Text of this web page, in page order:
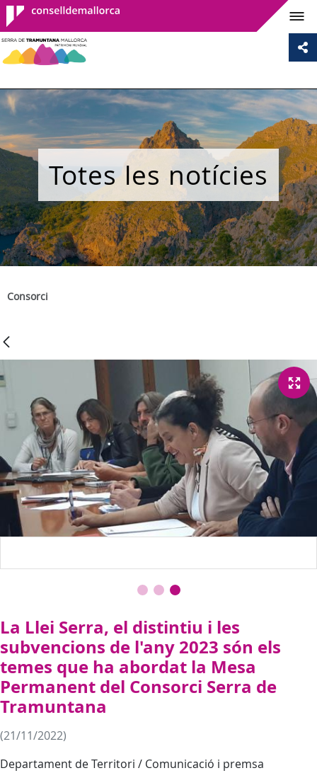
Consell de
Mallorca
Totes les notícies
Consorci
La Llei Serra, el distintiu i les
subvencions de l'any 2023 són els
temes que ha abordat la Mesa
Permanent del Consorci Serra de
Tramuntana
(21/11/2022)
Departament de Territori / Comunicació i premsa